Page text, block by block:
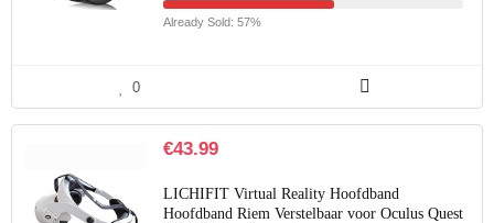
Already Sold: 57%
0
€43.99
LICHIFIT Virtual Reality Hoofdband
Hoofdband Riem Verstelbaar voor Oculus Quest